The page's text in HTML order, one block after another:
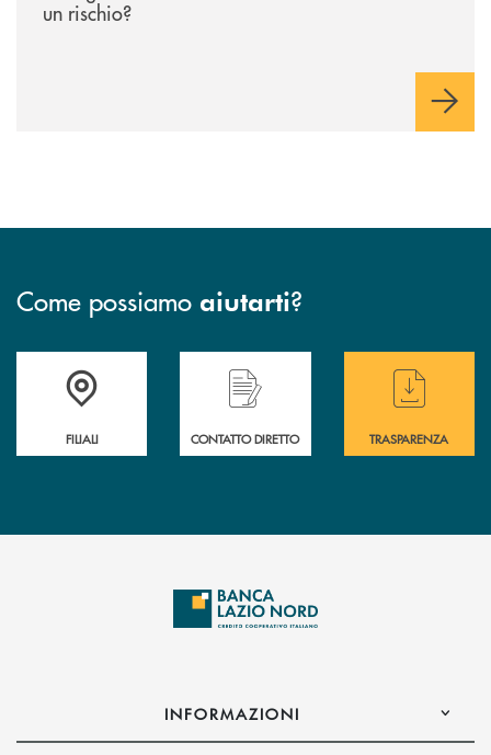
un rischio?
Come possiamo aiutarti?
Trova la filiale più vicina a te
FILIALI
Hai bisogno di assistenza immediata ?
CONTATTO DIRETTO
Hai bisogno di
TRASPARENZA
INFORMAZIONI